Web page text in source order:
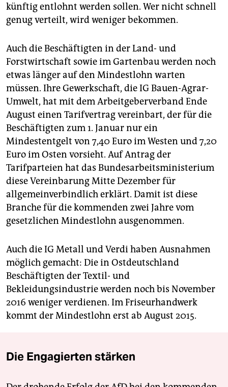
künftig entlohnt werden sollen. Wer nicht schnell
genug verteilt, wird weniger bekommen.
Auch die Beschäftigten in der Land- und
Forstwirtschaft sowie im Gartenbau werden noch
etwas länger auf den Mindestlohn warten
müssen. Ihre Gewerkschaft, die IG Bauen-Agrar-
Umwelt, hat mit dem Arbeitgeberverband Ende
August einen Tarifvertrag vereinbart, der für die
Beschäftigten zum 1. Januar nur ein
Mindestentgelt von 7,40 Euro im Westen und 7,20
Euro im Osten vorsieht. Auf Antrag der
Tarifparteien hat das Bundesarbeitsministerium
diese Vereinbarung Mitte Dezember für
allgemeinverbindlich erklärt. Damit ist diese
Branche für die kommenden zwei Jahre vom
gesetzlichen Mindestlohn ausgenommen.
Auch die IG Metall und Verdi haben Ausnahmen
möglich gemacht: Die in Ostdeutschland
Beschäftigten der Textil- und
Bekleidungsindustrie werden noch bis November
2016 weniger verdienen. Im Friseurhandwerk
kommt der Mindestlohn erst ab August 2015.
Die Engagierten stärken